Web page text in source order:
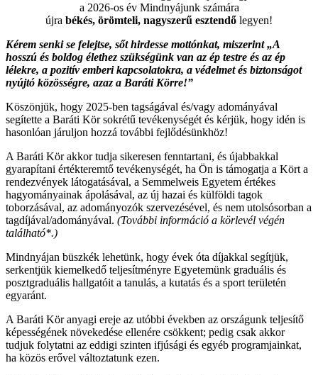
a 2026-os év Mindnyájunk számára
újra békés, örömteli, nagyszerű esztendő legyen!
Kérem senki se felejtse, sőt hirdesse mottónkat, miszerint „A
hosszú és boldog élethez szükségünk van az ép testre és az ép
lélekre, a pozitív emberi kapcsolatokra, a védelmet és biztonságot
nyújtó közösségre, azaz a Baráti Körre!”
Köszönjük, hogy 2025-ben tagságával és/vagy adományával
segítette a Baráti Kör sokrétű tevékenységét és kérjük, hogy idén is
hasonlóan járuljon hozzá további fejlődésünkhöz!
A Baráti Kör akkor tudja sikeresen fenntartani, és újabbakkal
gyarapítani értékteremtő tevékenységét, ha Ön is támogatja a Kört a
rendezvények látogatásával, a Semmelweis Egyetem értékes
hagyományainak ápolásával, az új hazai és külföldi tagok
toborzásával, az adományozók szervezésével, és nem utolsósorban a
tagdíjával/adományával. (További információ a körlevél végén
található*.)
Mindnyájan büszkék lehetünk, hogy évek óta díjakkal segítjük,
serkentjük kiemelkedő teljesítményre Egyetemünk graduális és
posztgraduális hallgatóit a tanulás, a kutatás és a sport területén
egyaránt.
A Baráti Kör anyagi ereje az utóbbi években az országunk teljesítő
képességének növekedése ellenére csökkent; pedig csak akkor
tudjuk folytatni az eddigi szinten ifjúsági és egyéb programjainkat,
ha közös erővel változtatunk ezen.